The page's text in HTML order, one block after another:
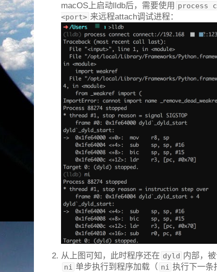
macOS上启动lldb后，需要使用 process
<port> 来远程attach调试进程：
从上图可知，此时程序还在 dyld 内部，
ni 单步执行到程序加载（ ni 执行下一条